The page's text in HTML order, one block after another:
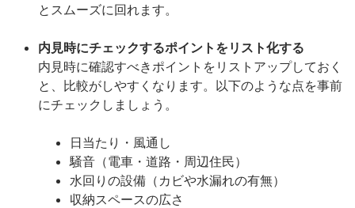
とスムーズに回れます。
内見時にチェックするポイントをリスト化する
内見時に確認すべきポイントをリストアップしておく
と、比較がしやすくなります。以下のような点を事前
にチェックしましょう。
日当たり・風通し
騒音（電車・道路・周辺住民）
水回りの設備（カビや水漏れの有無）
収納スペースの広さ